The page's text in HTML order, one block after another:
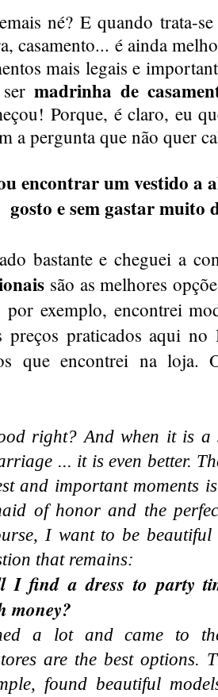
né? E quando trata-
casamento... é ainda
mais legais e
sermadrinha de
Porque, é claro, eu
a pergunta que não quer
encontrar um vestido a
gosto e sem gastar muito
bastante e cheguei a
são as melhores
por exemplo, encontrei
preços praticados aqui
que encontrei na loja.
right? And when it is a
... it is even better.
and important moments
of honor and the
I want to be
that remains:
I find a dress to party
money?
a lot and came to
are the best options.
found beautiful